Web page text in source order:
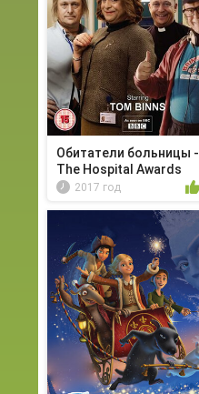
Обитатели больницы -
The Hospital Awards
2017 год